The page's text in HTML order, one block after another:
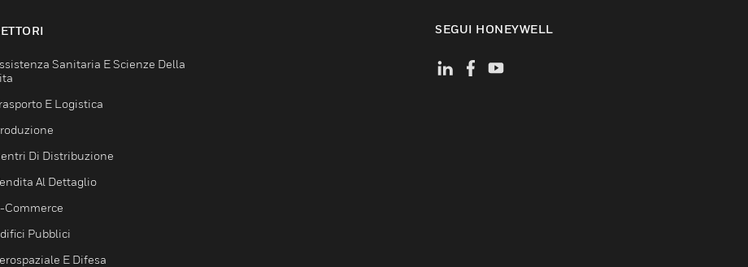
Sanitaria E Scienze Della
E Logistica
Di Distribuzione
Al Dettaglio
Commerce
Pubblici
E Difesa
SEGUI HONEYWELL